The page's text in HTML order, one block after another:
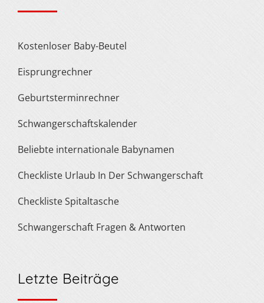
Kostenloser Baby-Beutel
Eisprungrechner
Geburtsterminrechner
Schwangerschaftskalender
Beliebte internationale Babynamen
Checkliste Urlaub In Der Schwangerschaft
Checkliste Spitaltasche
Schwangerschaft Fragen & Antworten
Letzte Beiträge